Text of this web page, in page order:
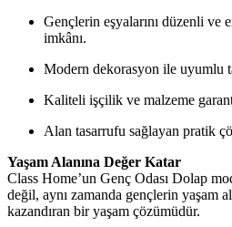
Gençlerin eşyalarını düzenli ve
imkânı.
Modern dekorasyon ile uyumlu
Kaliteli işçilik ve malzeme
Alan tasarrufu sağlayan pratik
Yaşam Alanına Değer Katar
Class Home’un Genç Odası Dolap
değil, aynı zamanda gençlerin yaşam
kazandıran bir yaşam çözümüdür.